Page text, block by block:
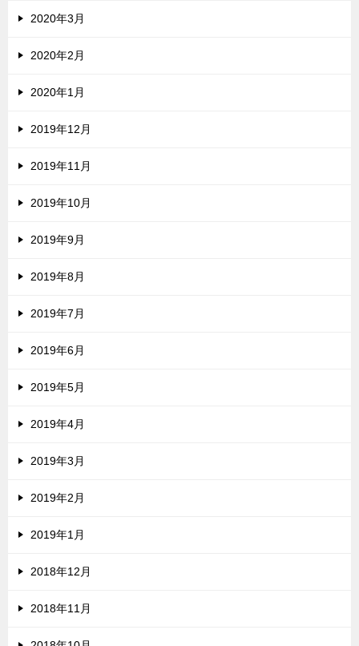
2020年3月
2020年2月
2020年1月
2019年12月
2019年11月
2019年10月
2019年9月
2019年8月
2019年7月
2019年6月
2019年5月
2019年4月
2019年3月
2019年2月
2019年1月
2018年12月
2018年11月